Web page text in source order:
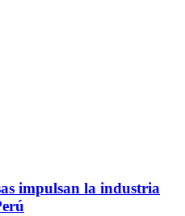
impulsan la industria